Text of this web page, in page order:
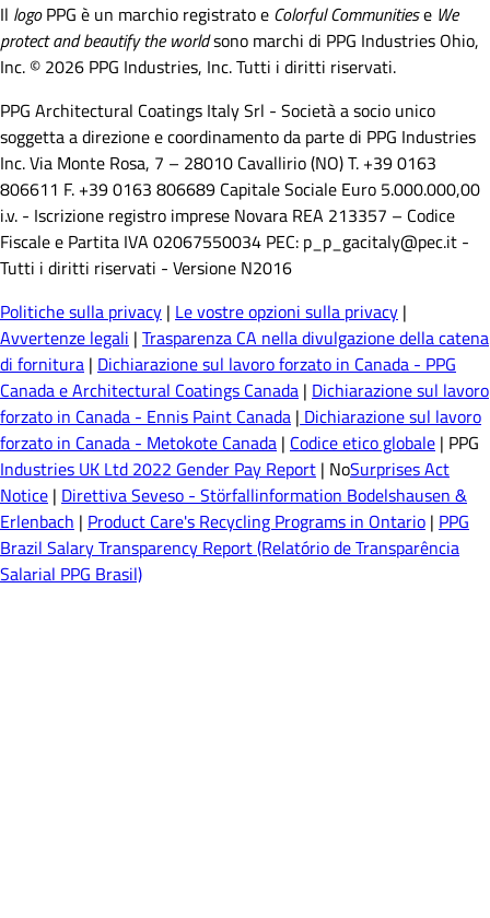
Il logoPPG è un marchio registrato e Colorful Communitiese We
protect and beautify the worldsono marchi di PPG Industries Ohio,
Inc. © 2026 PPG Industries, Inc. Tutti i diritti riservati.
PPG Architectural Coatings Italy Srl - Società a socio unico
soggetta a direzione e coordinamento da parte di PPG Industries
Inc. Via Monte Rosa, 7 – 28010 Cavallirio (NO) T. +39 0163
806611 F. +39 0163 806689 Capitale Sociale Euro 5.000.000,00
i.v. - Iscrizione registro imprese Novara REA 213357 – Codice
Fiscale e Partita IVA 02067550034 PEC: p_p_gacitaly@pec.it -
Tutti i diritti riservati - Versione N2016
Politiche sulla privacy | Le vostre opzioni sulla privacy |
Avvertenze legali | Trasparenza CA nella divulgazione della catena
di fornitura | Dichiarazione sul lavoro forzato in Canada - PPG
Canada e Architectural Coatings Canada | Dichiarazione sul lavoro
forzato in Canada - Ennis Paint Canada | Dichiarazione sul lavoro
forzato in Canada - Metokote Canada | Codice etico globale | PPG
Industries UK Ltd 2022 Gender Pay Report | NoSurprises Act
Notice | Direttiva Seveso - Störfallinformation Bodelshausen &
Erlenbach | Product Care's Recycling Programs in Ontario | PPG
Brazil Salary Transparency Report (Relatório de Transparência
Salarial PPG Brasil)